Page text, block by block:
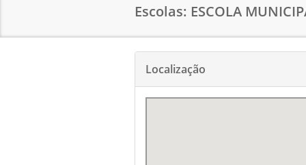
Escolas: ESCOLA
Localização